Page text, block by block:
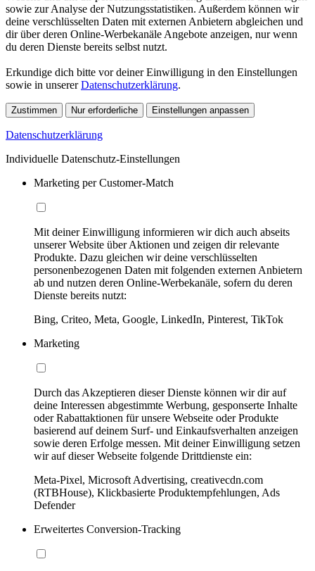
sowie zur Analyse der Nutzungsstatistiken. Außerdem können wir
deine verschlüsselten Daten mit externen Anbietern abgleichen und
dir über deren Online-Werbekanäle Angebote anzeigen, nur wenn
du deren Dienste bereits selbst nutzt.
Erkundige dich bitte vor deiner Einwilligung in den Einstellungen
sowie in unsererDatenschutzerklärung.
Zustimmen Nur erforderliche Einstellungen anpassen
Datenschutzerklärung
Individuelle Datenschutz-Einstellungen
Marketing per Customer-Match
Mit deiner Einwilligung informieren wir dich auch abseits
unserer Website über Aktionen und zeigen dir relevante
Produkte. Dazu gleichen wir deine verschlüsselten
personenbezogenen Daten mit folgenden externen Anbietern
ab und nutzen deren Online-Werbekanäle, sofern du deren
Dienste bereits nutzt:
Bing, Criteo, Meta, Google, LinkedIn, Pinterest, TikTok
Marketing
Durch das Akzeptieren dieser Dienste können wir dir auf
deine Interessen abgestimmte Werbung, gesponserte Inhalte
oder Rabattaktionen für unsere Webseite oder Produkte
basierend auf deinem Surf- und Einkaufsverhalten anzeigen
sowie deren Erfolge messen. Mit deiner Einwilligung setzen
wir auf dieser Webseite folgende Drittdienste ein:
Meta-Pixel, Microsoft Advertising, creativecdn.com
(RTBHouse), Klickbasierte Produktempfehlungen, Ads
Defender
Erweitertes Conversion-Tracking